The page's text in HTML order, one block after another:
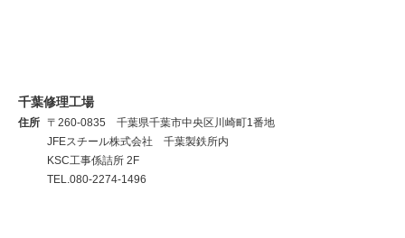
千葉修理工場
住所 〒260-0835 千葉県千葉市中央区川崎町1番地
JFEスチール株式会社 千葉製鉄所内
KSC工事係詰所 2F
TEL.080-2274-1496